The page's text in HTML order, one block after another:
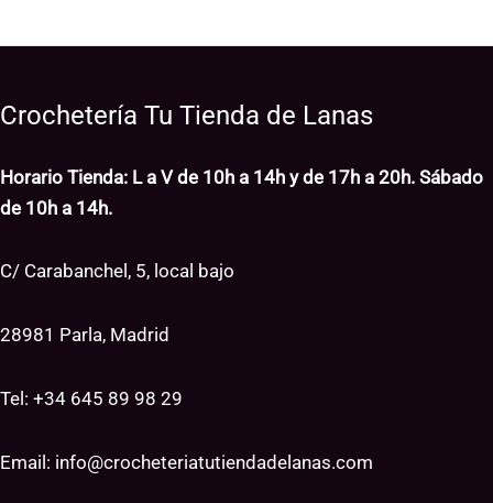
Crochetería Tu Tienda de Lanas
Horario Tienda: L a V de 10h a 14h y de 17h a 20h. Sábado
de 10h a 14h.
C/ Carabanchel, 5, local bajo
28981 Parla, Madrid
Tel: +34 645 89 98 29
Email: info@crocheteriatutiendadelanas.com